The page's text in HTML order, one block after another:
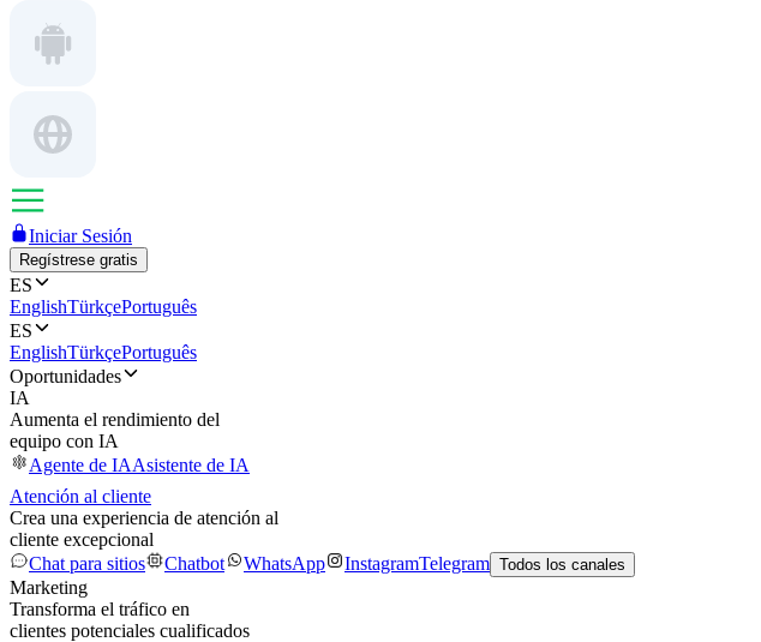
Iniciar Sesión
Regístrese gratis
ES
EnglishTürkçePortuguês
ES
EnglishTürkçePortuguês
Oportunidades
IA
Aumenta el rendimiento del
equipo con IA
Agente de IAAsistente de IA
Atención al cliente
Crea una experiencia de atención al
cliente excepcional
Chat para sitios
Chatbot WhatsApp InstagramTelegram Todos los canales
Marketing
Transforma el tráfico en
clientes potenciales cualificados